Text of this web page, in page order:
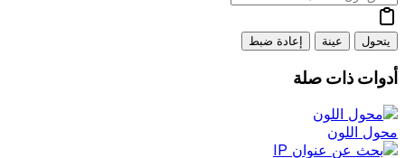
يتحول عينة إعادة ضبط
أدوات ذات صلة
محول اللون